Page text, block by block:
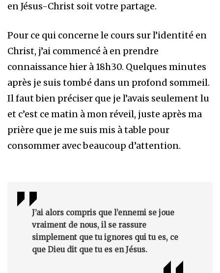
en Jésus-Christ soit votre partage.
Pour ce qui concerne le cours sur l’identité en
Christ, j’ai commencé à en prendre
connaissance hier à 18h30. Quelques minutes
après je suis tombé dans un profond sommeil.
Il faut bien préciser que je l’avais seulement lu
et c’est ce matin à mon réveil, juste après ma
prière que je me suis mis à table pour
consommer avec beaucoup d’attention.
J’ai alors compris que l’ennemi se joue
vraiment de nous, il se rassure
simplement que tu ignores qui tu es, ce
que Dieu dit que tu es en Jésus.